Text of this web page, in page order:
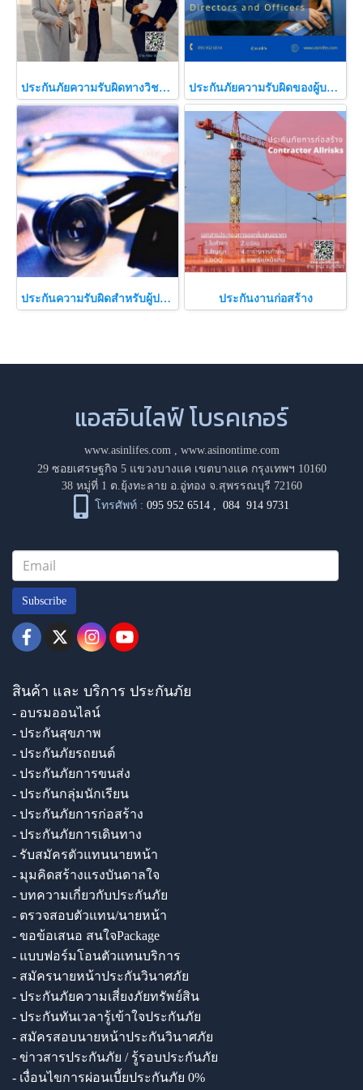
ประกันภัยความรับผิดทางวิชาชีพและการบริหารของสถาบันการศึกษา ประกันภัยความรับผิดของผู้บริหาร
ประกันความรับผิดสำหรับผู้ประกอบวิชาชีพทางการแพทย์ ประกันงานก่อสร้าง
แอสอินไลฟ์ โบรคเกอร์
www.asinlifes.com
www.asinontime.com
29 ซอยเศรษฐกิจ 5 แขวงบางแค เขตบางแค กรุงเทพฯ 10160
38 หมู่ที่ 1 ต.ยุ้งทะลาย อ.อู่ทอง จ.สุพรรณบุรี 72160
โทรศัพท์ : 095 952 6514 ,084 914 9731
Subscribe
สินค้า และ บริการ ประกันภัย
- อบรมออนไลน์
- ประกันสุขภาพ
- ประกันภัยรถยนต์
- ประกันภัยการขนส่ง
- ประกันกลุ่มนักเรียน
- ประกันภัยการก่อสร้าง
- ประกันภัยการเดินทาง
- รับสมัครตัวแทนนายหน้า
- มุมคิดสร้างแรงบันดาลใจ
- บทความเกี่ยวกับประกันภัย
- ตรวจสอบตัวแทน/นายหน้า
- ขอข้อเสนอ สนใจPackage
- แบบฟอร์มโอนตัวแทนบริการ
- สมัครนายหน้าประกันวินาศภัย
- ประกันภัยความเสี่ยงภัยทรัพย์สิน
- ประกันทันเวลารู้เข้าใจประกันภัย
- สมัครสอบนายหน้าประกันวินาศภัย
- ข่าวสารประกันภัย / รู้รอบประกันภัย
- เงื่อนไขการผ่อนเบี้ยประกันภัย 0%